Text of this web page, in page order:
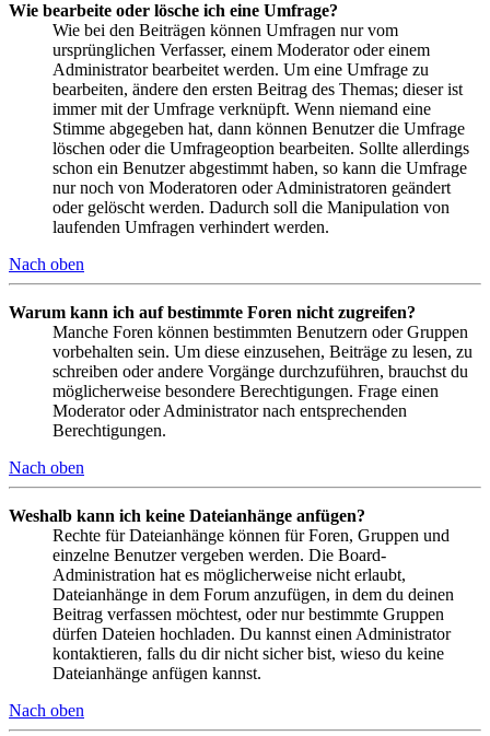
Wie bearbeite oder lösche ich eine Umfrage?
Wie bei den Beiträgen können Umfragen nur vom
ursprünglichen Verfasser, einem Moderator oder einem
Administrator bearbeitet werden. Um eine Umfrage zu
bearbeiten, ändere den ersten Beitrag des Themas; dieser ist
immer mit der Umfrage verknüpft. Wenn niemand eine
Stimme abgegeben hat, dann können Benutzer die Umfrage
löschen oder die Umfrageoption bearbeiten. Sollte allerdings
schon ein Benutzer abgestimmt haben, so kann die Umfrage
nur noch von Moderatoren oder Administratoren geändert
oder gelöscht werden. Dadurch soll die Manipulation von
laufenden Umfragen verhindert werden.
Nach oben
Warum kann ich auf bestimmte Foren nicht zugreifen?
Manche Foren können bestimmten Benutzern oder Gruppen
vorbehalten sein. Um diese einzusehen, Beiträge zu lesen, zu
schreiben oder andere Vorgänge durchzuführen, brauchst du
möglicherweise besondere Berechtigungen. Frage einen
Moderator oder Administrator nach entsprechenden
Berechtigungen.
Nach oben
Weshalb kann ich keine Dateianhänge anfügen?
Rechte für Dateianhänge können für Foren, Gruppen und
einzelne Benutzer vergeben werden. Die Board-
Administration hat es möglicherweise nicht erlaubt,
Dateianhänge in dem Forum anzufügen, in dem du deinen
Beitrag verfassen möchtest, oder nur bestimmte Gruppen
dürfen Dateien hochladen. Du kannst einen Administrator
kontaktieren, falls du dir nicht sicher bist, wieso du keine
Dateianhänge anfügen kannst.
Nach oben